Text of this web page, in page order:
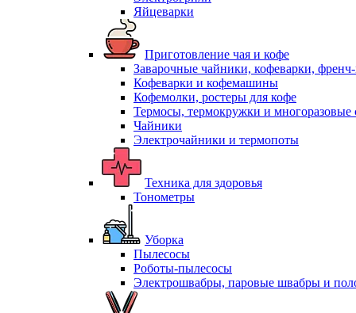
Яйцеварки
Приготовление чая и кофе
Заварочные чайники, кофеварки,
Кофеварки и кофемашины
Кофемолки, ростеры для кофе
Термосы, термокружки и многоразовые
Чайники
Электрочайники и термопоты
Техника для здоровья
Тонометры
Уборка
Пылесосы
Роботы-пылесосы
Электрошвабры, паровые швабры и